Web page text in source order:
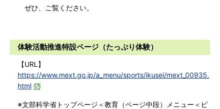
ぜひ、ご覧ください。
体験活動推進特設ページ（たっぷり体験）
【URL】
https://www.mext.go.jp/a_menu/sports/ikusei/mext_00935.
html
※文部科学省トップページ＜教育（ページ中段）メニュー＜ピ